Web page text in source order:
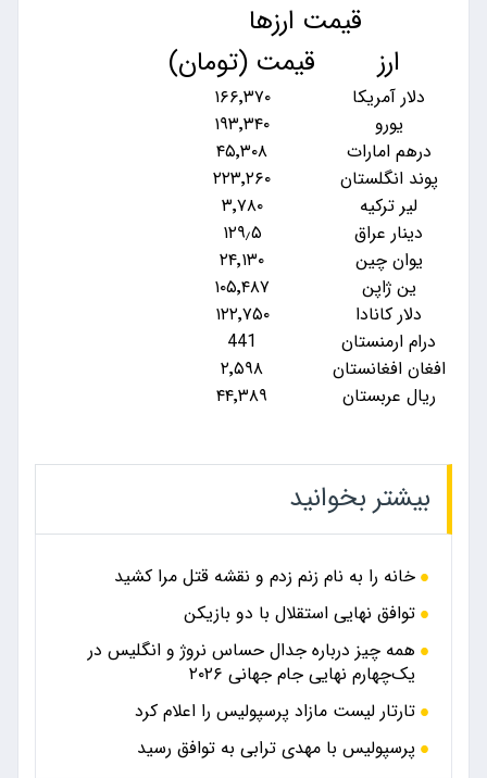
قیمت ارزها
ارز
قیمت (تومان)
دلار آمریکا
۱۶۶٬۳۷۰
یورو
۱۹۳٬۳۴۰
درهم امارات
۴۵٬۳۰۸
پوند انگلستان
۲۲۳٬۲۶۰
لیر ترکیه
۳٬۷۸۰
دینار عراق
۱۲۹٫۵
یوان چین
۲۴٬۱۳۰
ین ژاپن
۱۰۵٬۴۸۷
دلار کانادا
۱۲۲٬۷۵۰
درام ارمنستان
441
افغان افغانستان
۲٬۵۹۸
ریال عربستان
۴۴٬۳۸۹
بیشتر بخوانید
خانه را به نام زنم زدم و نقشه قتل مرا کشید
توافق نهایی استقلال با دو بازیکن
همه چیز درباره جدال حساس نروژ و انگلیس در
یک‌چهارم نهایی جام جهانی ۲۰۲۶
تارتار لیست مازاد پرسپولیس را اعلام کرد
پرسپولیس با مهدی ترابی به توافق رسید